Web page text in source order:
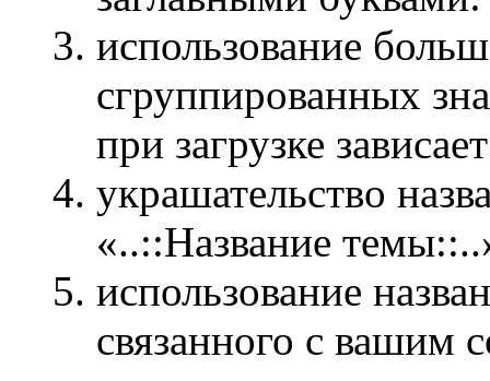
использование
сгруппированных
при загрузке
украшательство
«..::Название
использование
связанного с вашим